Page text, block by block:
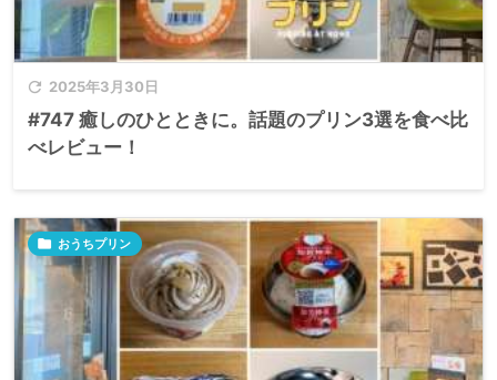
 2025年3月30日
#747 癒しのひとときに。話題のプリン3選を食べ比
べレビュー！
 おうちプリン